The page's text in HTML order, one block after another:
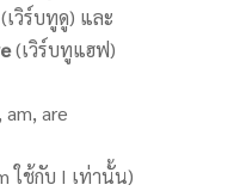
วิร์บทูดู) และ
(เวิร์บทูแฮฟ)
are
ใช้กับ I เท่านั้น)